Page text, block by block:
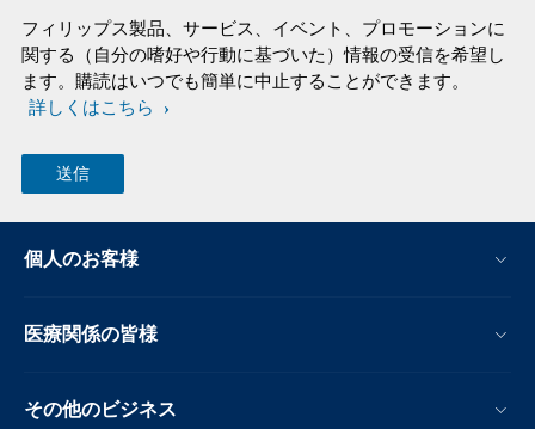
フィリップス製品、サービス、イベント、プロモーションに
関する（自分の嗜好や行動に基づいた）情報の受信を希望し
ます。購読はいつでも簡単に中止することができます。
詳しくはこちら
個人のお客様
医療関係の皆様
その他のビジネス